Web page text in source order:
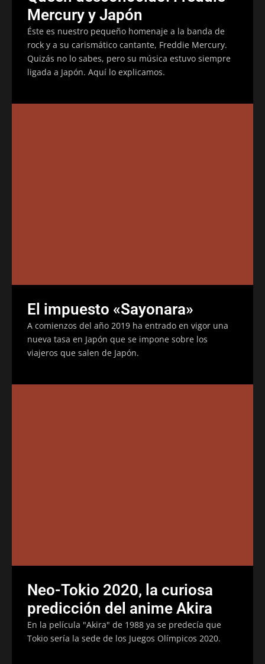
Mercury y Japón
Éste es nuestro pequeño homenaje a la banda de
rock y a su carismático cantante, Freddie Mercury.
Quizás no lo sabes, pero su música estuvo siempre
ligada a Japón. Aquí lo explicamos.
El impuesto «Sayonara»
A comienzos del año 2019 ha entrado en vigor una
nueva tasa en Japón que se impone sobre los
viajeros que salen de Japón.
Neo-Tokio 2020, la curiosa
predicción del anime Akira
En la película "Akira" de 1988 ya se predecía que
Tokio sería la sede de los Juegos Olímpicos 2020.